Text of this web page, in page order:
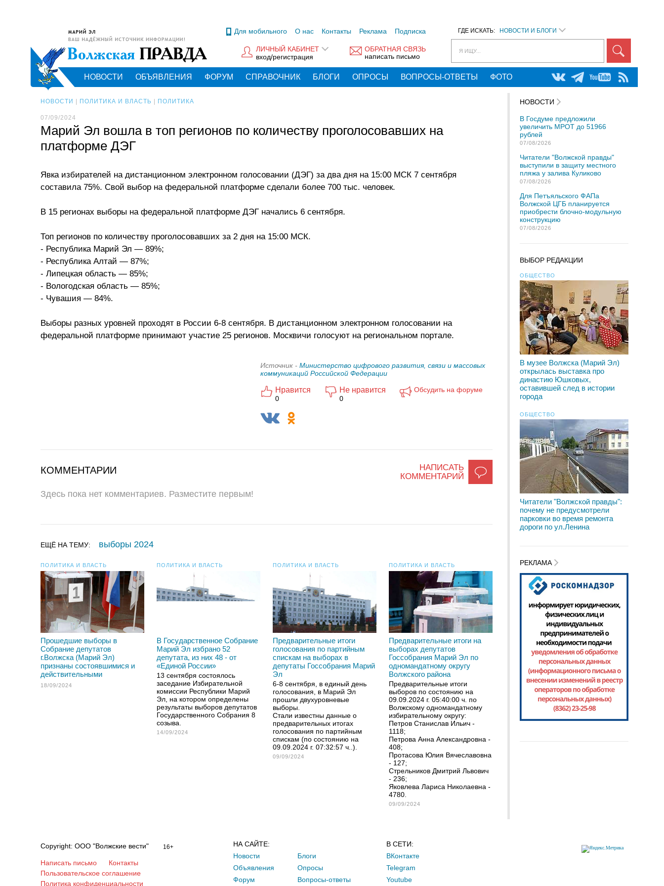
ГДЕ ИСКАТЬ: НОВОСТИ И БЛОГИ
Я ИЩУ...
Для мобильного О нас Контакты Реклама Подписка
ОБРАТНАЯ СВЯЗЬ
написать письмо
ЛИЧНЫЙ КАБИНЕТ
вход/регистрация
НОВОСТИ ОБЪЯВЛЕНИЯ ФОРУМ СПРАВОЧНИК БЛОГИ ОПРОСЫ ВОПРОСЫ-ОТВЕТЫ ФОТО
НОВОСТИ ПОЛИТИКА И ВЛАСТЬ ПОЛИТИКА
07/09/2024
Марий Эл вошла в топ регионов по количеству проголосовавших на
платформе ДЭГ
Явка избирателей на дистанционном электронном голосовании (ДЭГ) за два дня на 15:00 МСК 7 сентября
составила 75%. Свой выбор на федеральной платформе сделали более 700 тыс. человек.
В 15 регионах выборы на федеральной платформе ДЭГ начались 6 сентября.
Топ регионов по количеству проголосовавших за 2 дня на 15:00 МСК.
- Республика Марий Эл — 89%;
- Республика Алтай — 87%;
- Липецкая область — 85%;
- Вологодская область — 85%;
- Чувашия — 84%.
Выборы разных уровней проходят в России 6-8 сентября. В дистанционном электронном голосовании на
федеральной платформе принимают участие 25 регионов. Москвичи голосуют на региональном портале.
Источник - Министерство цифрового развития, связи и массовых
коммуникаций Российской Федерации
Нравится
0
Не нравится
0
Обсудить на форуме
НАПИСАТЬ
КОММЕНТАРИЙ
КОММЕНТАРИИ
Здесь пока нет комментариев. Разместите первым!
ЕЩЁ НА ТЕМУ: выборы 2024
ПОЛИТИКА И ВЛАСТЬ
Прошедшие выборы в
Собрание депутатов
г.Волжска (Марий Эл)
признаны состоявшимися и
действительными
18/09/2024
ПОЛИТИКА И ВЛАСТЬ
В Государственное Собрание
Марий Эл избрано 52
депутата, из них 48 - от
«Единой России»
13 сентября состоялось
заседание Избирательной
комиссии Республики Марий
Эл, на котором определены
результаты выборов депутатов
Государственного Собрания 8
созыва.
14/09/2024
ПОЛИТИКА И ВЛАСТЬ
Предварительные итоги
голосования по партийным
спискам на выборах в
депутаты Госсобрания Марий
Эл
6-8 сентября, в единый день
голосования, в Марий Эл
прошли двухуровневые
выборы.
Стали известны данные о
предварительных итогах
голосования по партийным
спискам (по состоянию на
09.09.2024 г. 07:32:57 ч..).
09/09/2024
ПОЛИТИКА И ВЛАСТЬ
Предварительные итоги на
выборах депутатов
Госсобрания Марий Эл по
одномандатному округу
Волжского района
Предварительные итоги
выборов по состоянию на
09.09.2024 г. 05:40:00 ч. по
Волжскому одномандатному
избирательному округу:
Петров Станислав Ильич -
1118;
Петрова Анна Александровна -
408;
Протасова Юлия Вячеславовна
- 127;
Стрельников Дмитрий Львович
- 236;
Яковлева Лариса Николаевна -
4780.
09/09/2024
НОВОСТИ
В Госдуме предложили
увеличить МРОТ до 51966
рублей
07/08/2026
Читатели "Волжской правды"
выступили в защиту местного
пляжа у залива Куликово
07/08/2026
Для Петъяльского ФАПа
Волжской ЦГБ планируется
приобрести блочно-модульную
конструкцию
07/08/2026
ВЫБОР РЕДАКЦИИ
ОБЩЕСТВО
В музее Волжска (Марий Эл)
открылась выставка про
династию Юшковых,
оставившей след в истории
города
ОБЩЕСТВО
Читатели "Волжской правды":
почему не предусмотрели
парковки во время ремонта
дороги по ул.Ленина
РЕКЛАМА
Copyright: ООО "Волжские вести" 16+
Написать письмо
Контакты
Пользовательское соглашение
Политика конфиденциальности
НА САЙТЕ:
Новости
Объявления
Форум
Блоги
Опросы
Вопросы-ответы
В СЕТИ:
ВКонтакте
Telegram
Youtube